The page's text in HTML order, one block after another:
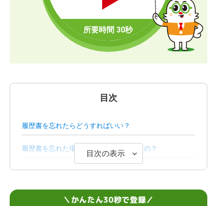
目次
履歴書を忘れたらどうすればいい？
履歴書を忘れた場合は合否に影響が出るの？
履歴書を忘れないためにしておくべき4つのポイント
目次の表示
＼かんたん30秒で登録／